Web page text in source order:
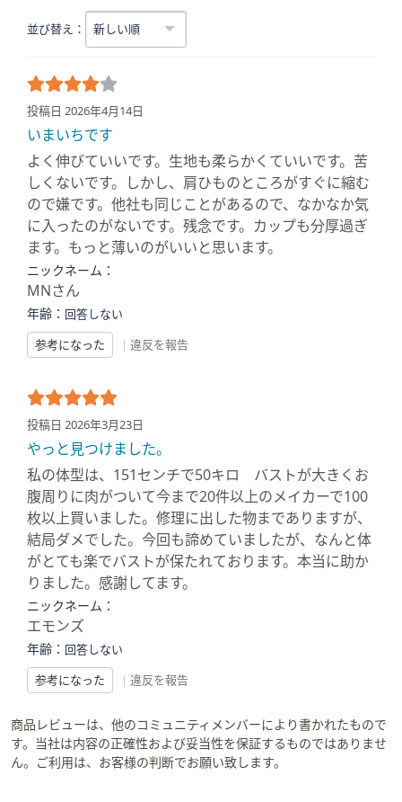
並び替え：
投稿日 2026年4月14日
いまいちです
よく伸びていいです。生地も柔らかくていいです。苦
しくないです。しかし、肩ひものところがすぐに縮む
ので嫌です。他社も同じことがあるので、なかなか気
に入ったのがないです。残念です。カップも分厚過ぎ
ます。もっと薄いのがいいと思います。
ニックネーム：
MNさん
年齢： 回答しない
参考になった
| 違反を報告
投稿日 2026年3月23日
やっと見つけました。
私の体型は、151センチで50キロ バストが大きくお
腹周りに肉がついて今まで20件以上のメイカーで100
枚以上買いました。修理に出した物までありますが、
結局ダメでした。今回も諦めていましたが、なんと体
がとても楽でバストが保たれております。本当に助か
りました。感謝してます。
ニックネーム：
エモンズ
年齢： 回答しない
参考になった
| 違反を報告
商品レビューは、他のコミュニティメンバーにより書かれたもので
す。当社は内容の正確性および妥当性を保証するものではありませ
ん。ご利用は、お客様の判断でお願い致します。